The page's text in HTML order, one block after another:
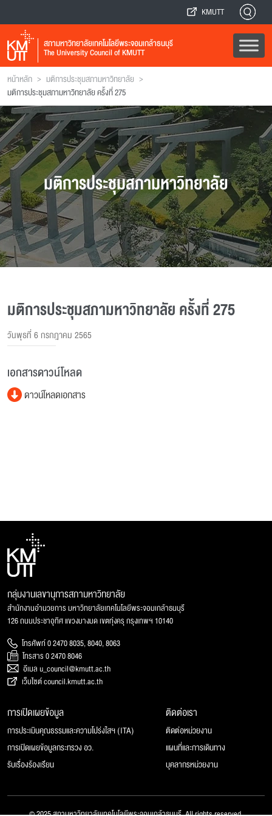
KMUTT
สภามหาวิทยาลัยเทคโนโลยีพระจอมเกล้าธนบุรี
The University Council of KMUTT
หน้าหลัก > มติการประชุมสภามหาวิทยาลัย >
มติการประชุมสภามหาวิทยาลัย ครั้งที่ 275
มติการประชุมสภามหาวิทยาลัย
มติการประชุมสภามหาวิทยาลัย ครั้งที่ 275
วันพุธที่ 6 กรกฎาคม 2565
เอกสารดาวน์โหลด
ดาวน์โหลดเอกสาร
กลุ่มงานเลขานุการสภามหาวิทยาลัย
สำนักงานอำนวยการ มหาวิทยาลัยเทคโนโลยีพระจอมเกล้าธนบุรี
126 ถนนประชาอุทิศ แขวงบางมด เขตทุ่งครุ กรุงเทพฯ 10140
โทรศัพท์ 0 2470 8035, 8040, 8063
โทรสาร 0 2470 8046
อีเมล u_council@kmutt.ac.th
เว็บไซต์ council.kmutt.ac.th
การเปิดเผยข้อมูล
การประเมินคุณธรรมและความโปร่งใสฯ (ITA)
การเปิดเผยข้อมูลกระทรวง อว.
รับเรื่องร้องเรียน
ติดต่อเรา
ติดต่อหน่วยงาน
แผนที่และการเดินทาง
บุคลากรหน่วยงาน